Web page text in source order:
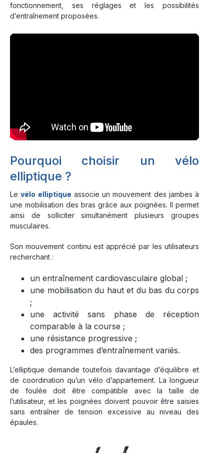
fonctionnement, ses réglages et les possibilités
d’entraînement proposées.
Pourquoi choisir un vélo
elliptique ?
Levélo elliptique associe un mouvement des jambes à
une mobilisation des bras grâce aux poignées. Il permet
ainsi de solliciter simultanément plusieurs groupes
musculaires.
Son mouvement continu est apprécié par les utilisateurs
recherchant :
un entraînement cardiovasculaire global ;
une mobilisation du haut et du bas du corps
;
une activité sans phase de réception
comparable à la course ;
une résistance progressive ;
des programmes d’entraînement variés.
L’elliptique demande toutefois davantage d’équilibre et
de coordination qu’un vélo d’appartement. La longueur
de foulée doit être compatible avec la taille de
l’utilisateur, et les poignées doivent pouvoir être saisies
sans entraîner de tension excessive au niveau des
épaules.